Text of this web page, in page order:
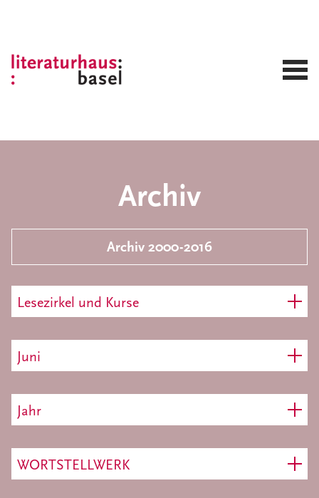
Archiv
Archiv 2000-2016
Lesezirkel und Kurse
Juni
Jahr
WORTSTELLWERK